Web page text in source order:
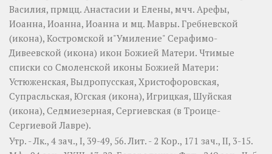
Василия, прмцц. Анастасии и Елены, мчч. Арефы,
Иоанна, Иоанна, Иоанна и мц. Мавры. Гребневской
(икона), Костромской и"Умиление" Серафимо-
Дивеевской (икона) икон Божией Матери. Чтимые
списки со Смоленской иконы Божией Матери:
Устюженская, Выдропусская, Христофоровская,
Супрасльская, Югская (икона), Игрицкая, Шуйская
(икона), Седмиезерная, Сергиевская (в Троице-
Сергиевой Лавре).
Утр. -Лк., 4 зач., I, 39-49, 56.Лит. - 2 Кор., 171 зач., II, 3-15.